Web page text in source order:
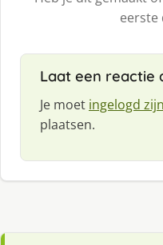
eerste
Laat een reactie
Je moet ingelogd
plaatsen.